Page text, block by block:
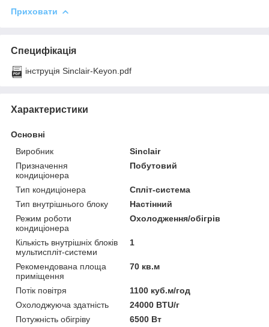
Приховати
Специфікація
інструція Sinclair-Keyon.pdf
Характеристики
Основні
Виробник
Sinclair
Призначення
кондиціонера
Побутовий
Тип кондиціонера
Спліт-система
Тип внутрішнього блоку
Настінний
Режим роботи
кондиціонера
Охолодження/обігрів
Кількість внутрішніх блоків
мультиспліт-системи
1
Рекомендована площа
приміщення
70 кв.м
Потік повітря
1100 куб.м/год
Охолоджуюча здатність
24000 BTU/г
Потужність обігріву
6500 Вт